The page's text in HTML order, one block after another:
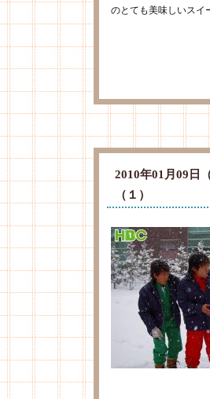
のとても美味しいスイ
2010年01月09
（１）